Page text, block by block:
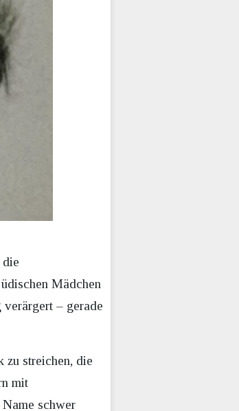
Mädchen
verärgert – gerade
zu streichen, die
mit
schwer